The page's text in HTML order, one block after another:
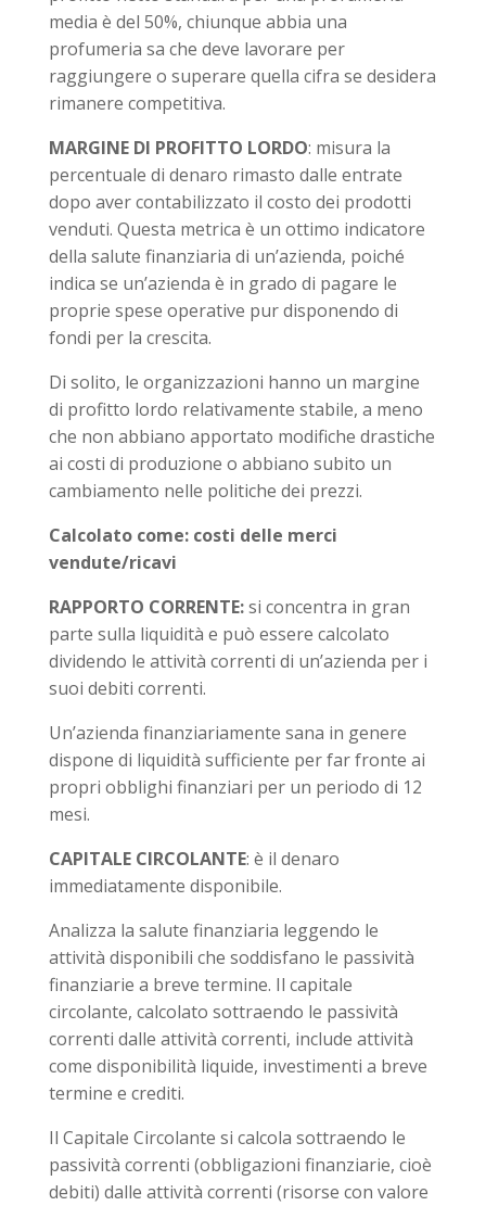
media è del 50%, chiunque abbia una
profumeria sa che deve lavorare per
raggiungere o superare quella cifra se desidera
rimanere competitiva.
MARGINE DI PROFITTO LORDO: misura la
percentuale di denaro rimasto dalle entrate
dopo aver contabilizzato il costo dei prodotti
venduti. Questa metrica è un ottimo indicatore
della salute finanziaria di un’azienda, poiché
indica se un’azienda è in grado di pagare le
proprie spese operative pur disponendo di
fondi per la crescita.
Di solito, le organizzazioni hanno un margine
di profitto lordo relativamente stabile, a meno
che non abbiano apportato modifiche drastiche
ai costi di produzione o abbiano subito un
cambiamento nelle politiche dei prezzi.
Calcolato come: costi delle merci
vendute/ricavi
RAPPORTO CORRENTE:si concentra in gran
parte sulla liquidità e può essere calcolato
dividendo le attività correnti di un’azienda per i
suoi debiti correnti.
Un’azienda finanziariamente sana in genere
dispone di liquidità sufficiente per far fronte ai
propri obblighi finanziari per un periodo di 12
mesi.
CAPITALE CIRCOLANTE: è il denaro
immediatamente disponibile.
Analizza la salute finanziaria leggendo le
attività disponibili che soddisfano le passività
finanziarie a breve termine. Il capitale
circolante, calcolato sottraendo le passività
correnti dalle attività correnti, include attività
come disponibilità liquide, investimenti a breve
termine e crediti.
Il Capitale Circolante si calcola sottraendo le
passività correnti (obbligazioni finanziarie, cioè
debiti) dalle attività correnti (risorse con valore